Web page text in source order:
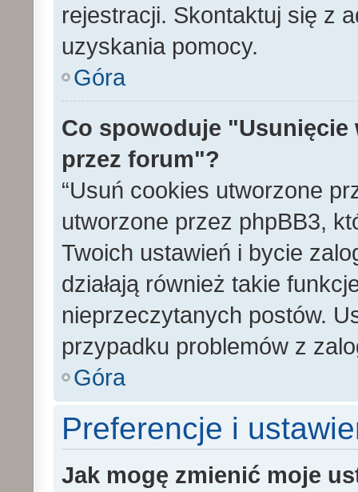
rejestracji. Skontaktuj się z
uzyskania pomocy.
Góra
Co spowoduje
przez forum"?
“Usuń cookies utworzone
utworzone przez phpBB3,
Twoich ustawień i bycie
działają również takie
nieprzeczytanych postów.
przypadku problemów z
Góra
Preferencje i
Jak mogę zmienić moje